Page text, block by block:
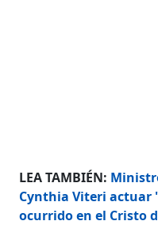
LEA TAMBIÉN:
Cynthia Viteri actuar
ocurrido en el Cristo